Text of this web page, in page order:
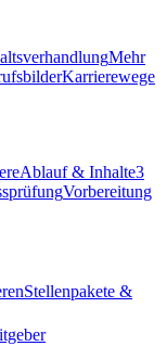
Mehr
Karrierewege
Ablauf & Inhalte3
Vorbereitung
Stellenpakete &